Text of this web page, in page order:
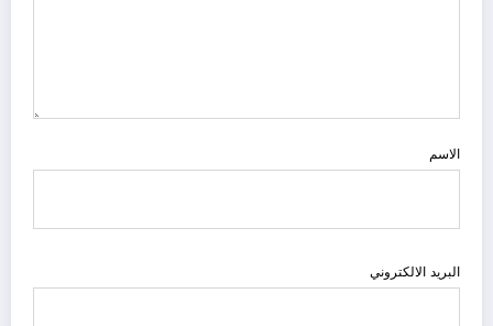
الاسم
البريد الالكتروني